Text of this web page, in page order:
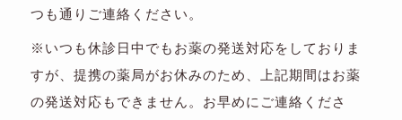
つも通りご連絡ください。
※いつも休診日中でもお薬の発送対応をしておりま
すが、提携の薬局がお休みのため、上記期間はお薬
の発送対応もできません。お早めにご連絡くださ